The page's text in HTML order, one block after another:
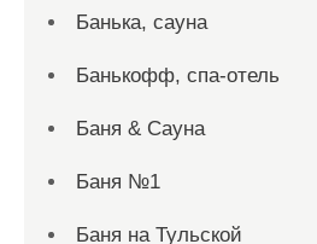
Банька, сауна
Банькофф, спа-отель
Баня & Сауна
Баня №1
Баня на Тульской